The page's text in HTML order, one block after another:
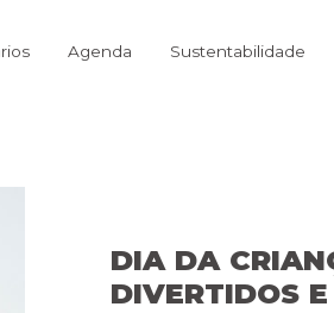
Agenda Sustentabilidade
DIA DA
DIVERTIDOS